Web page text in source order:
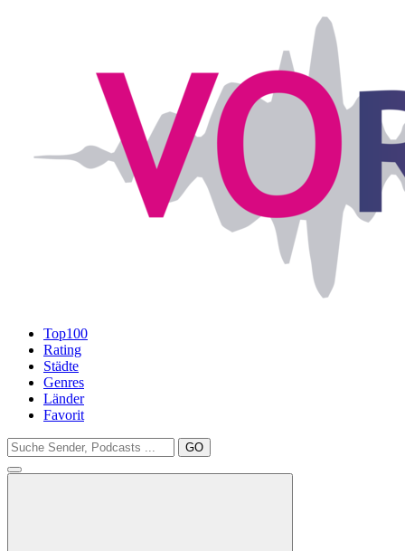
Top100
Rating
Städte
Genres
Länder
Favorit
GO